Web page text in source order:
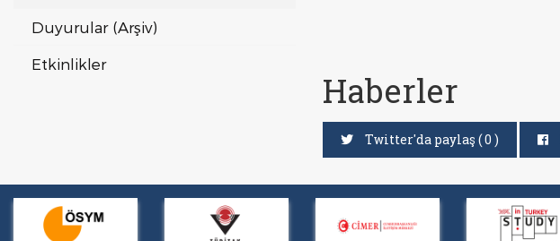
Duyurular (Arşiv)
Etkinlikler
Haberler
Twitter'da paylaş (0 )